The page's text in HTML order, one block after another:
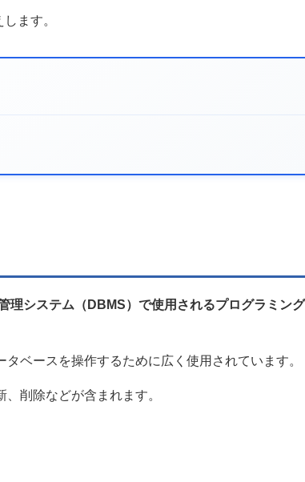
ます。
理システム（DBMS）で使用されるプログラミン
ベースを操作するために広く使用されています。
削除などが含まれます。